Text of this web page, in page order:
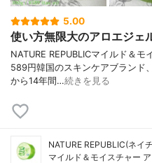
5.00
使い方無限大のアロエジェ
NATURE REPUBLICマイルド＆
589円韓国のスキンケアブランド
から14年間…続きを見る
NATURE REPUBLIC(ネイ
マイルド＆モイスチャー